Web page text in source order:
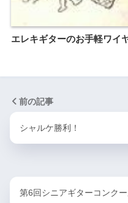
エレキギターのお手軽ワイ
前の記事
シャルケ勝利！
第6回シニアギターコンク